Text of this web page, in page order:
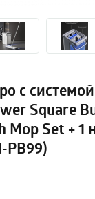
c
Square
Mop Set + 1
PB99)